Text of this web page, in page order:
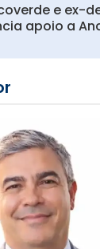
e ex-
apoio a